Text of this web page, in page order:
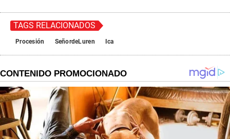
TAGS RELACIONADOS
Procesión SeñordeLuren Ica